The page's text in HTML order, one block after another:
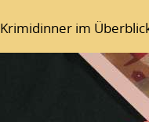
Krimidinner im